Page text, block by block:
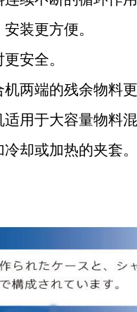
装更方便。
安全。
两端的残余物料
用于大容量物料混
却或加热的夹套。